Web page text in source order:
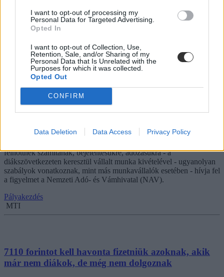
I want to opt-out of processing my
Personal Data for Targeted Advertising.
Opted In
I want to opt-out of Collection, Use,
Retention, Sale, and/or Sharing of my
Personal Data that Is Unrelated with the
Purposes for which it was collected.
Opted Out
CONFIRM
Data Deletion Data Access Privacy Policy
Ha még nincs adóazonosító jeletek, de szeretnétek a nyáron
dolgozni, akkor itt az ideje beszerezni, hiszen enélkül nem
vállalhattok munkát - hívja fel a figyelmet a Nemzeti Adó- és
Felnőttképzés
Eduline/MTI
A NAV tanácsai diákmunkásoknak: napi nyolc
felnőttnek számítanak, bejelentésükre, adózásukra - a
diákszövetkezeten keresztül vállalt munka kivételével - ugyanolyan
szabályok vonatkoznak, mint más munkavállalók esetében - hívja fel
a figyelmet a Nemzeti Adó- és Vámhivatal (NAV).
Pályakezdés
MTI
7110 forintot kell havonta fizetniük azoknak, akik
már nem diákok, de még nem dolgoznak